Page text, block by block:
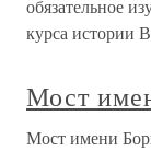
обязательное
курса истории
Мост
Мост имени